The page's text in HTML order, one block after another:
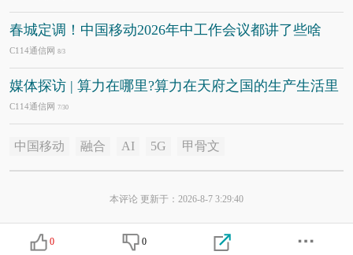
春城定调！中国移动2026年中工作会议都讲了些啥
C114通信网 8/3
媒体探访 | 算力在哪里?算力在天府之国的生产生活里
C114通信网 7/30
中国移动 融合 AI 5G 甲骨文
本评论 更新于：2026-8-7 3:29:40
0 0